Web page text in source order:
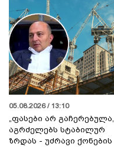
05.08.2026 / 13:10
„ფასები არ გაჩერებულა,
აგრძელებს სტაბილურ
ზრდას - უძრავი ქონების